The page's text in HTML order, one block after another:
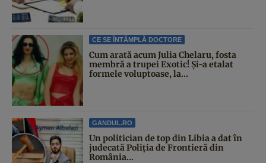
CE SE ÎNTÂMPLĂ DOCTORE
Cum arată acum Julia Chelaru, fosta
membră a trupei Exotic! Și-a etalat
formele voluptoase, la...
GANDUL.RO
Un politician de top din Libia a dat în
judecată Poliția de Frontieră din
România...